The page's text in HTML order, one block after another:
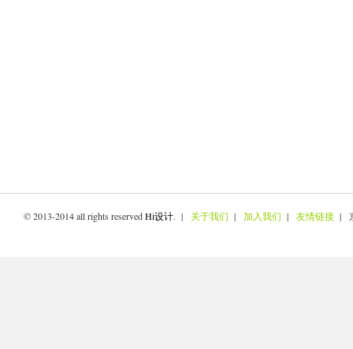
© 2013-2014 all rights reservedHi设计. | 关于我们 | 加入我们 | 友情链接 |